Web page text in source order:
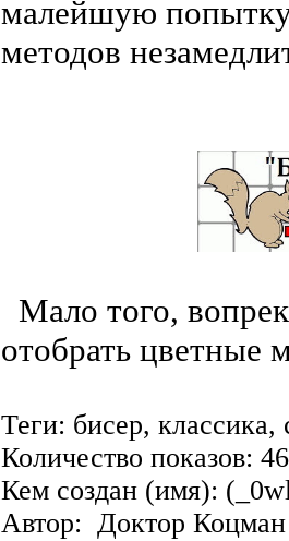
малейшую попытку
методов
Мало того,
отобрать цветные
Теги: бисер,
Количество показов:
Кем создан (имя):
Автор: Доктор Коцман